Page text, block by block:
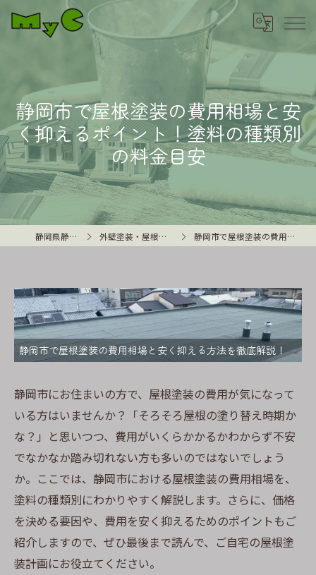
静岡市で屋根塗装の費用相場と安
く抑えるポイント！塗料の種類別
の料金目安
静岡県静岡市の外壁塗装はMyC 外壁塗装・屋根塗装や雨漏り修理に関するコンテンツ 静岡市で屋根塗装の費用相場と安く抑えるポイント！塗料の種類別の料金目安
静岡市で屋根塗装の費用相場と安く抑える方法を徹底解説！
静岡市にお住まいの方で、屋根塗装の費用が気になって
いる方はいませんか？「そろそろ屋根の塗り替え時期か
な？」と思いつつ、費用がいくらかかるかわからず不安
でなかなか踏み切れない方も多いのではないでしょう
か。ここでは、静岡市における屋根塗装の費用相場を、
塗料の種類別にわかりやすく解説します。さらに、価格
を決める要因や、費用を安く抑えるためのポイントもご
紹介しますので、ぜひ最後まで読んで、ご自宅の屋根塗
装計画にお役立てください。